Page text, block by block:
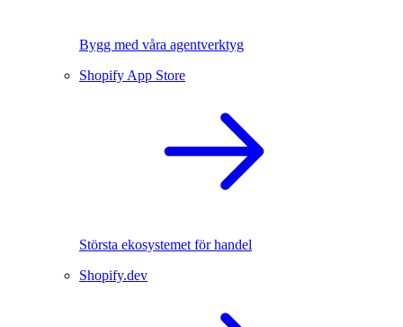
Bygg med våra agentverktyg
Shopify App Store
Största ekosystemet för handel
Shopify.dev